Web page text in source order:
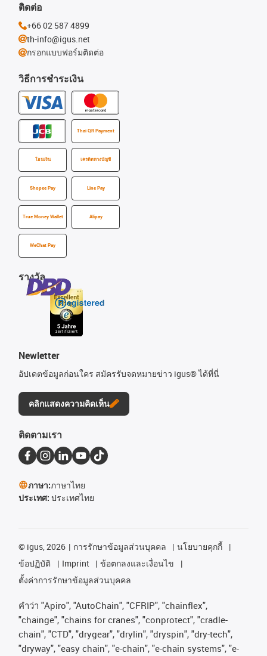
วิธีการชำระเงิน
Thai QR Payment
โอนเงิน เครดิตทางบัญชี
Shopee Pay Line Pay
True Money Wallet Alipay
WeChat Pay
รางวัล
Newletter
อัปเดตข้อมูลก่อนใคร สมัครรับจดหมายข่าว igus® ได้ที่นี่
คลิกแสดงความคิดเห็น
ติดต่อ
+66 02 587 4899
th-info@igus.net
กรอกแบบฟอร์มติดต่อ
ติดตามเรา
ภาษา:ภาษาไทย
ประเทศ: ประเทศไทย
© igus, 2026 การรักษาข้อมูลส่วนบุคคล
นโยบายคุกกี้
ข้อปฏิบัติ
Imprint
ข้อตกลงและเงื่อนไข
ตั้งค่าการรักษาข้อมูลส่วนบุคคล
คําว่า "Apiro", "AutoChain", "CFRIP", "chainflex",
"chainge", "chains for cranes", "conprotect", "cradle-
chain", "CTD", "drygear", "drylin", "dryspin", "dry-tech",
"dryway", "easy chain", "e-chain", "e-chain systems", "e-